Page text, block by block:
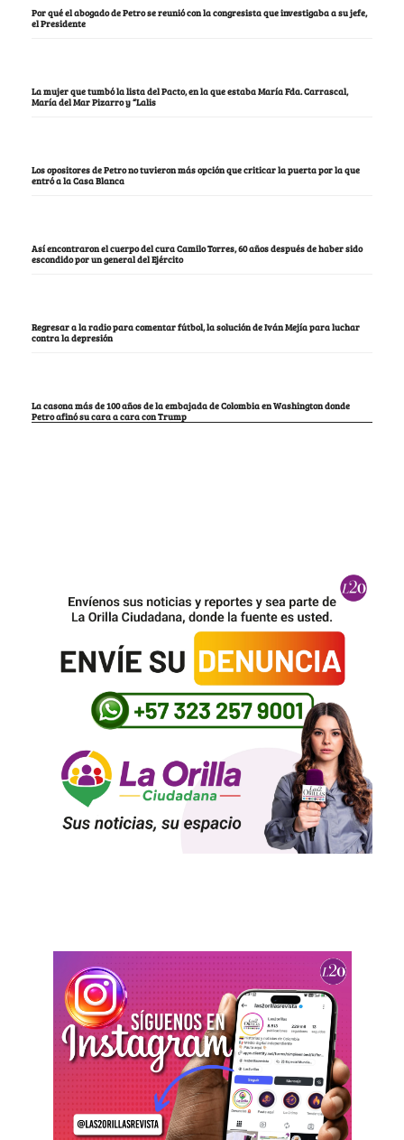
Por qué el abogado de Petro se reunió con la congresista que investigaba a su jefe,
el Presidente
La mujer que tumbó la lista del Pacto, en la que estaba María Fda. Carrascal,
María del Mar Pizarro y “Lalis
Los opositores de Petro no tuvieron más opción que criticar la puerta por la que
entró a la Casa Blanca
Así encontraron el cuerpo del cura Camilo Torres, 60 años después de haber sido
escondido por un general del Ejército
Regresar a la radio para comentar fútbol, la solución de Iván Mejía para luchar
contra la depresión
La casona más de 100 años de la embajada de Colombia en Washington donde
Petro afinó su cara a cara con Trump